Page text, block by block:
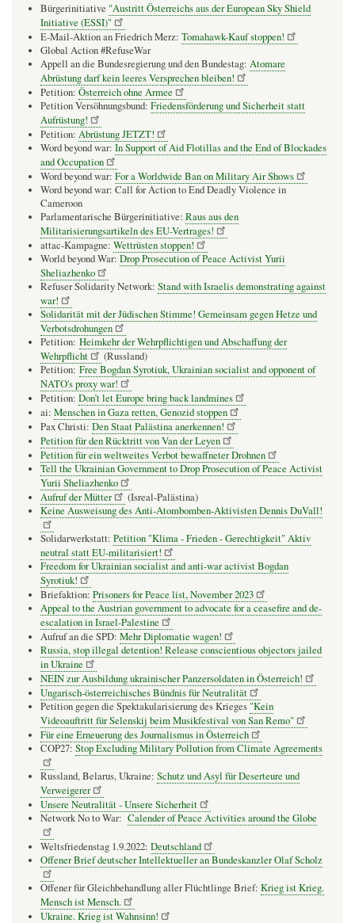
Bürgerinitiative "Austritt Österreichs aus der European Sky Shield
Initiative (ESSI)"
E-Mail-Aktion an Friedrich Merz: Tomahawk-Kauf stoppen!
Global Action #RefuseWar
Appell an die Bundesregierung und den Bundestag: Atomare
Abrüstung darf kein leeres Versprechen bleiben!
Petition: Österreich ohne Armee
Petition Versöhnungsbund: Friedensförderung und Sicherheit statt
Aufrüstung!
Petition: Abrüstung JETZT!
Word beyond war: In Support of Aid Flotillas and the End of Blockades
and Occupation
Word beyond war: For a Worldwide Ban on Military Air Shows
Word beyond war: Call for Action to End Deadly Violence in
Cameroon
Parlamentarische Bürgerinitiative: Raus aus den
Militarisierungsartikeln des EU-Vertrages!
attac-Kampagne: Wettrüsten stoppen!
World beyond War: Drop Prosecution of Peace Activist Yurii
Sheliazhenko
Refuser Solidarity Network: Stand with Israelis demonstrating against
war!
Solidarität mit der Jüdischen Stimme! Gemeinsam gegen Hetze und
Verbotsdrohungen
Petition: Heimkehr der Wehrpflichtigen und Abschaffung der
Wehrpflicht
(Russland)
Petition: Free Bogdan Syrotiuk, Ukrainian socialist and opponent of
NATO's proxy war!
Petition: Don’t let Europe bring back landmines
ai: Menschen in Gaza retten, Genozid stoppen
Pax Christi: Den Staat Palästina anerkennen!
Petition für den Rücktritt von Van der Leyen
Petition für ein weltweites Verbot bewaffneter Drohnen
Tell the Ukrainian Government to Drop Prosecution of Peace Activist
Yurii Sheliazhenko
Aufruf der Mütter
(Isreal-Palästina)
Keine Ausweisung des Anti-Atombomben-Aktivisten Dennis DuVall!
Solidarwerkstatt: Petition "Klima - Frieden - Gerechtigkeit" Aktiv
neutral statt EU-militarisiert!
Freedom for Ukrainian socialist and anti-war activist Bogdan
Syrotiuk!
Briefaktion: Prisoners for Peace list, November 2023
Appeal to the Austrian government to advocate for a ceasefire and de-
escalation in Israel-Palestine
Aufruf an die SPD: Mehr Diplomatie wagen!
Russia, stop illegal detention! Release conscientious objectors jailed
in Ukraine
NEIN zur Ausbildung ukrainischer Panzersoldaten in Österreich!
Ungarisch-österreichisches Bündnis für Neutralität
Petition gegen die Spektakularisierung des Krieges "Kein
Videoauftritt für Selenskij beim Musikfestival von San Remo"
Für eine Erneuerung des Journalismus in Österreich
COP27: Stop Excluding Military Pollution from Climate Agreements
Russland, Belarus, Ukraine: Schutz und Asyl für Deserteure und
Verweigerer
Unsere Neutralität - Unsere Sicherheit
Network No to War: Calender of Peace Activities around the Globe
Weltsfriedenstag 1.9.2022: Deutschland
Offener Brief deutscher Intellektueller an Bundeskanzler Olaf Scholz
Offener für Gleichbehandlung aller Flüchtlinge Brief: Krieg ist Krieg.
Mensch ist Mensch.
Ukraine. Krieg ist Wahnsinn!